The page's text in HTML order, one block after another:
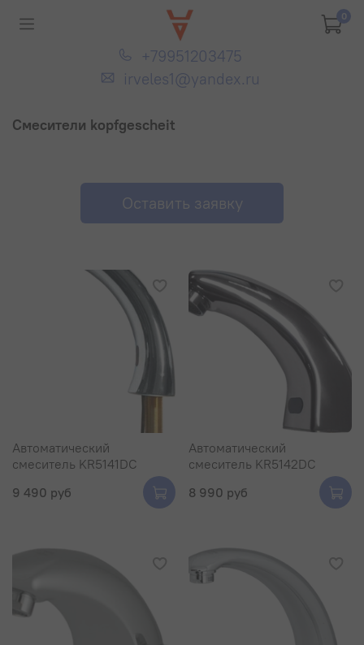
0
+79951203475
irveles1@yandex.ru
Смесители kopfgescheit
Оставить заявку
Автоматический
смеситель KR5141DC
9 490 руб
Автоматический
смеситель KR5142DC
8 990 руб